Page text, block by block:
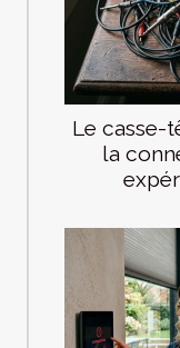
Le casse-
la